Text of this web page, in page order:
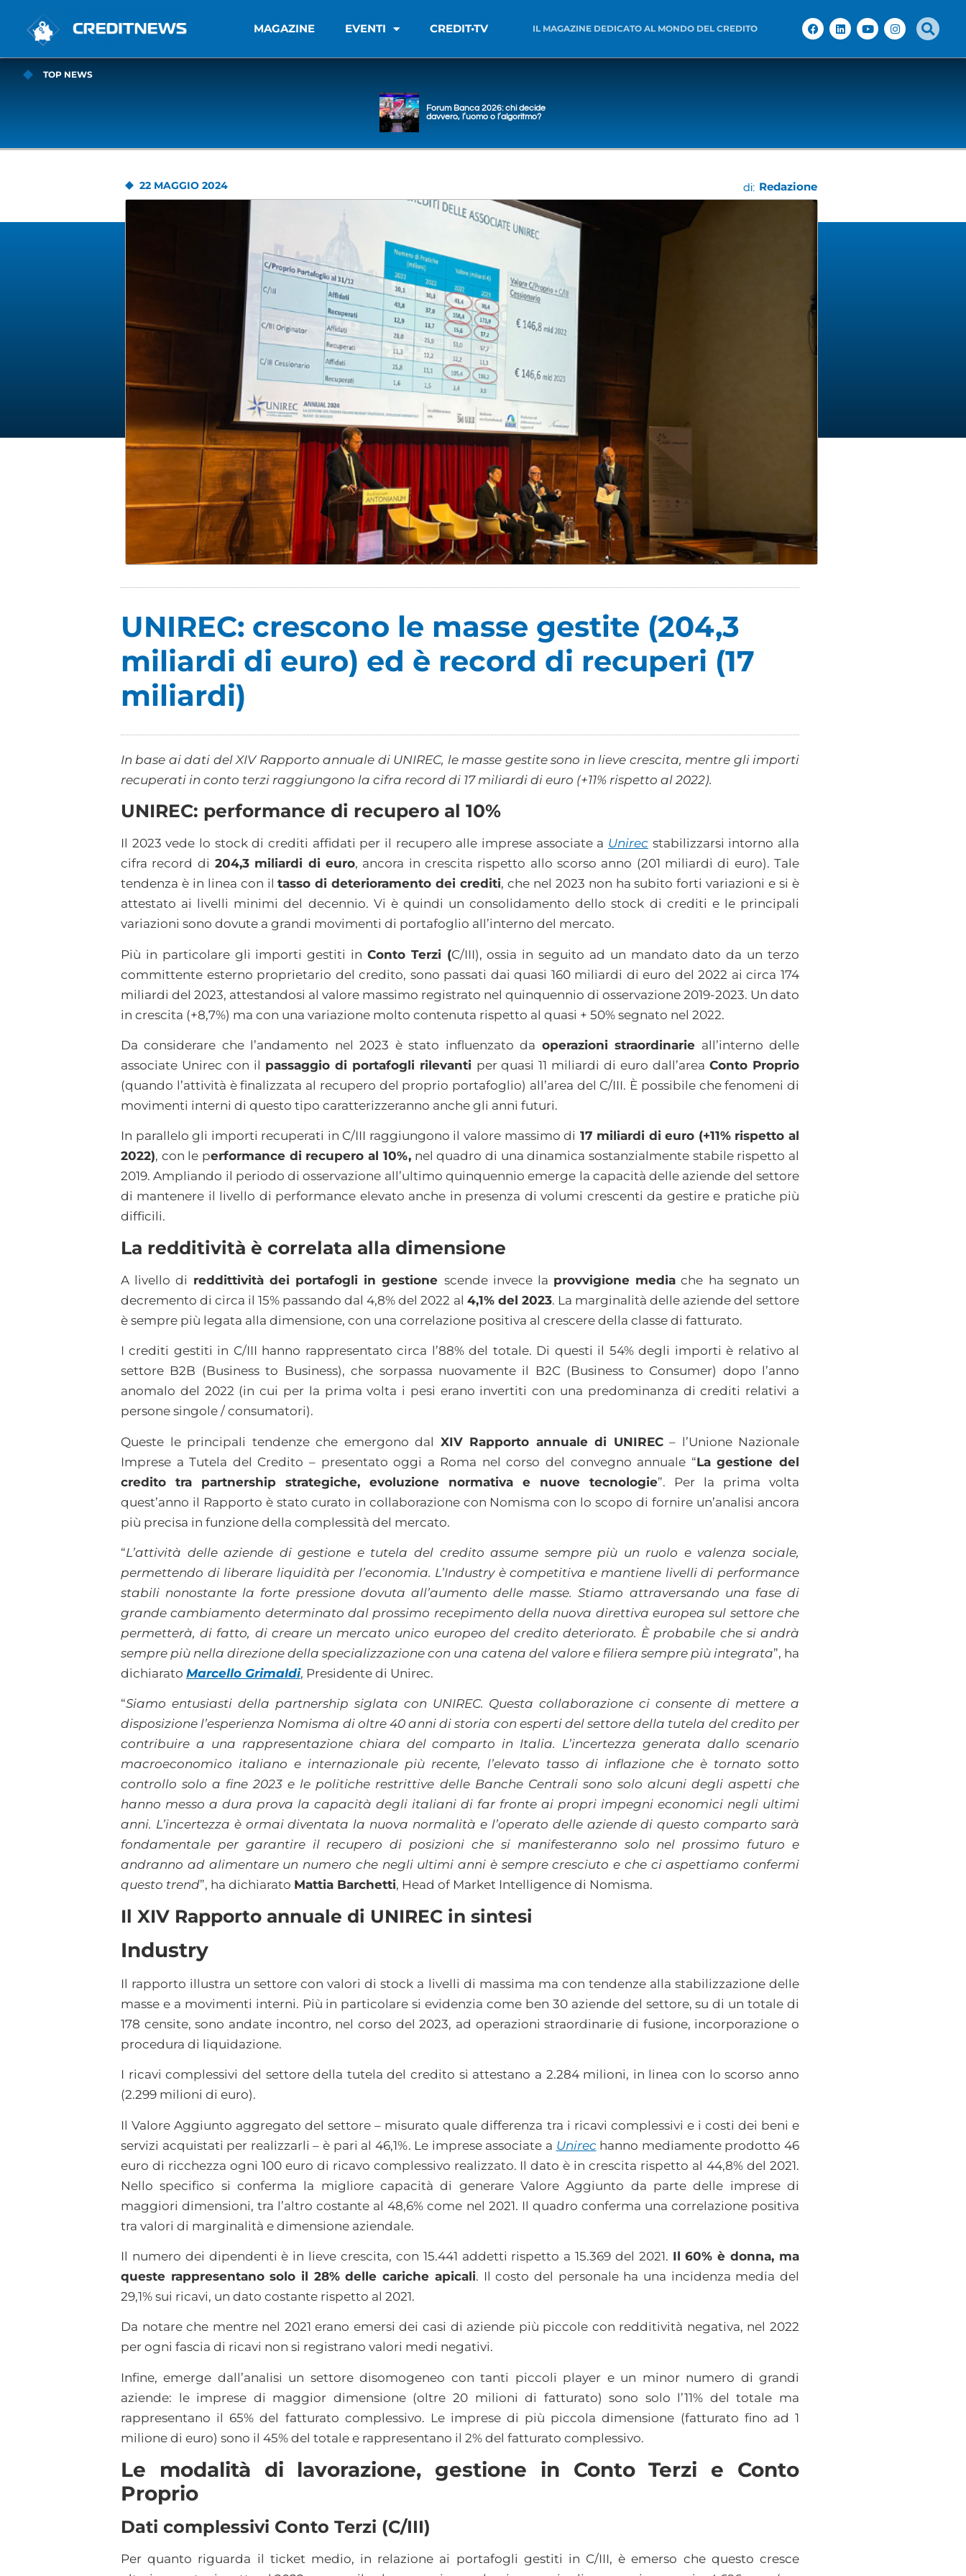
MAGAZINE EVENTI CREDIT•TV IL MAGAZINE DEDICATO AL MONDO DEL CREDITO
TOP NEWS
Forum Banca 2026: chi decide
davvero, l’uomo o l’algoritmo?
22 MAGGIO 2024 di: Redazione
UNIREC: crescono le masse gestite (204,3
miliardi di euro) ed è record di recuperi (17
miliardi)
In base ai dati del XIV Rapporto annuale di UNIREC, le masse gestite sono in lieve crescita, mentre gli importi
recuperati in conto terzi raggiungono la cifra record di 17 miliardi di euro (+11% rispetto al 2022).
UNIREC: performance di recupero al 10%
Il 2023 vede lo stock di crediti affidati per il recupero alle imprese associate a Unirec stabilizzarsi intorno alla
cifra record di 204,3 miliardi di euro, ancora in crescita rispetto allo scorso anno (201 miliardi di euro). Tale
tendenza è in linea con iltasso di deterioramento dei crediti, che nel 2023 non ha subito forti variazioni e si è
attestato ai livelli minimi del decennio. Vi è quindi un consolidamento dello stock di crediti e le principali
variazioni sono dovute a grandi movimenti di portafoglio all’interno del mercato.
Più in particolare gli importi gestiti in Conto Terzi (C/III), ossia in seguito ad un mandato dato da un terzo
committente esterno proprietario del credito, sono passati dai quasi 160 miliardi di euro del 2022 ai circa 174
miliardi del 2023, attestandosi al valore massimo registrato nel quinquennio di osservazione 2019-2023. Un dato
in crescita (+8,7%) ma con una variazione molto contenuta rispetto al quasi + 50% segnato nel 2022.
Da considerare che l’andamento nel 2023 è stato influenzato da operazioni straordinarie all’interno delle
associate Unirec con il passaggio di portafogli rilevanti per quasi 11 miliardi di euro dall’areaConto Proprio
(quando l’attività è finalizzata al recupero del proprio portafoglio) all’area del C/III. È possibile che fenomeni di
movimenti interni di questo tipo caratterizzeranno anche gli anni futuri.
In parallelo gli importi recuperati in C/III raggiungono il valore massimo di 17 miliardi di euro (+11% rispetto al
2022), con le performance di recupero al 10%,nel quadro di una dinamica sostanzialmente stabile rispetto al
2019. Ampliando il periodo di osservazione all’ultimo quinquennio emerge la capacità delle aziende del settore
di mantenere il livello di performance elevato anche in presenza di volumi crescenti da gestire e pratiche più
difficili.
La redditività è correlata alla dimensione
A livello di reddittività dei portafogli in gestione scende invece la provvigione media che ha segnato un
decremento di circa il 15% passando dal 4,8% del 2022 al 4,1% del 2023. La marginalità delle aziende del settore
è sempre più legata alla dimensione, con una correlazione positiva al crescere della classe di fatturato.
I crediti gestiti in C/III hanno rappresentato circa l’88% del totale. Di questi il 54% degli importi è relativo al
settore B2B (Business to Business), che sorpassa nuovamente il B2C (Business to Consumer) dopo l’anno
anomalo del 2022 (in cui per la prima volta i pesi erano invertiti con una predominanza di crediti relativi a
persone singole / consumatori).
Queste le principali tendenze che emergono dal XIV Rapporto annuale di UNIREC– l’Unione Nazionale
Imprese a Tutela del Credito – presentato oggi a Roma nel corso del convegno annuale “La gestione del
credito tra partnership strategiche, evoluzione normativa e nuove tecnologie”. Per la prima volta
quest’anno il Rapporto è stato curato in collaborazione con Nomisma con lo scopo di fornire un’analisi ancora
più precisa in funzione della complessità del mercato.
“L’attività delle aziende di gestione e tutela del credito assume sempre più un ruolo e valenza sociale,
permettendo di liberare liquidità per l’economia. L’Industry è competitiva e mantiene livelli di performance
stabili nonostante la forte pressione dovuta all’aumento delle masse. Stiamo attraversando una fase di
grande cambiamento determinato dal prossimo recepimento della nuova direttiva europea sul settore che
permetterà, di fatto, di creare un mercato unico europeo del credito deteriorato. È probabile che si andrà
sempre più nella direzione della specializzazione con una catena del valore e filiera sempre più integrata”, ha
dichiarato Marcello Grimaldi, Presidente di Unirec.
“Siamo entusiasti della partnership siglata con UNIREC. Questa collaborazione ci consente di mettere a
disposizione l’esperienza Nomisma di oltre 40 anni di storia con esperti del settore della tutela del credito per
contribuire a una rappresentazione chiara del comparto in Italia. L’incertezza generata dallo scenario
macroeconomico italiano e internazionale più recente, l’elevato tasso di inflazione che è tornato sotto
controllo solo a fine 2023 e le politiche restrittive delle Banche Centrali sono solo alcuni degli aspetti che
hanno messo a dura prova la capacità degli italiani di far fronte ai propri impegni economici negli ultimi
anni. L’incertezza è ormai diventata la nuova normalità e l’operato delle aziende di questo comparto sarà
fondamentale per garantire il recupero di posizioni che si manifesteranno solo nel prossimo futuro e
andranno ad alimentare un numero che negli ultimi anni è sempre cresciuto e che ci aspettiamo confermi
questo trend”, ha dichiarato Mattia Barchetti, Head of Market Intelligence di Nomisma.
Il XIV Rapporto annuale di UNIREC in sintesi
Industry
Il rapporto illustra un settore con valori di stock a livelli di massima ma con tendenze alla stabilizzazione delle
masse e a movimenti interni. Più in particolare si evidenzia come ben 30 aziende del settore, su di un totale di
178 censite, sono andate incontro, nel corso del 2023, ad operazioni straordinarie di fusione, incorporazione o
procedura di liquidazione.
I ricavi complessivi del settore della tutela del credito si attestano a 2.284 milioni, in linea con lo scorso anno
(2.299 milioni di euro).
Il Valore Aggiunto aggregato del settore – misurato quale differenza tra i ricavi complessivi e i costi dei beni e
servizi acquistati per realizzarli – è pari al 46,1%. Le imprese associate a Unirechanno mediamente prodotto 46
euro di ricchezza ogni 100 euro di ricavo complessivo realizzato. Il dato è in crescita rispetto al 44,8% del 2021.
Nello specifico si conferma la migliore capacità di generare Valore Aggiunto da parte delle imprese di
maggiori dimensioni, tra l’altro costante al 48,6% come nel 2021. Il quadro conferma una correlazione positiva
tra valori di marginalità e dimensione aziendale.
Il numero dei dipendenti è in lieve crescita, con 15.441 addetti rispetto a 15.369 del 2021. Il 60% è donna, ma
queste rappresentano solo il 28% delle cariche apicali. Il costo del personale ha una incidenza media del
29,1% sui ricavi, un dato costante rispetto al 2021.
Da notare che mentre nel 2021 erano emersi dei casi di aziende più piccole con redditività negativa, nel 2022
per ogni fascia di ricavi non si registrano valori medi negativi.
Infine, emerge dall’analisi un settore disomogeneo con tanti piccoli player e un minor numero di grandi
aziende: le imprese di maggior dimensione (oltre 20 milioni di fatturato) sono solo l’11% del totale ma
rappresentano il 65% del fatturato complessivo. Le imprese di più piccola dimensione (fatturato fino ad 1
milione di euro) sono il 45% del totale e rappresentano il 2% del fatturato complessivo.
Le modalità di lavorazione, gestione in Conto Terzi e Conto
Proprio
Dati complessivi Conto Terzi (C/III)
Per quanto riguarda il ticket medio, in relazione ai portafogli gestiti in C/III, è emerso che questo cresce